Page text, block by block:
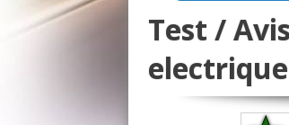
Test /
electrique